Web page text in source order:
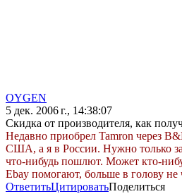
OYGEN
5 дек. 2006 г., 14:38:07
Скидка от производителя, как
Недавно приобрел Tamron через
США, а я в России. Нужно только
что-нибудь пошлют. Может кто-
Ebay помогают, больше в голову
ОтветитьЦитироватьПоделиться